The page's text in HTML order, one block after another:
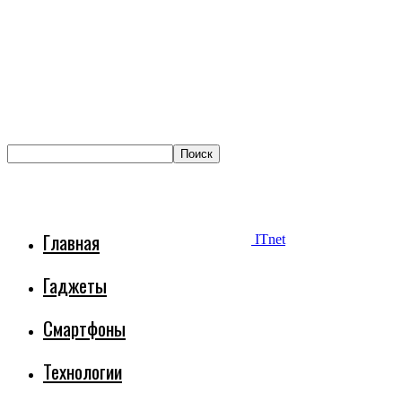
ITnet
Главная
Гаджеты
Смартфоны
Технологии